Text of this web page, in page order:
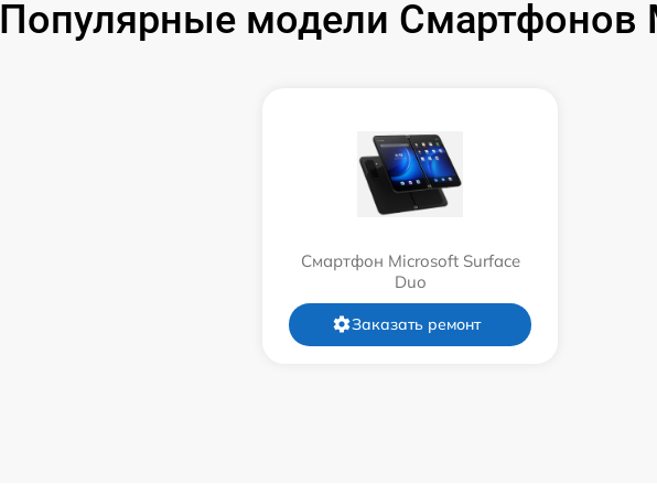
Популярные модели Смартфонов
Смартфон Microsoft Surface
Duo
Заказать ремонт